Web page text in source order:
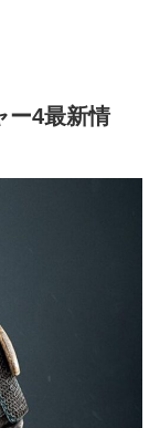
ー4最新情